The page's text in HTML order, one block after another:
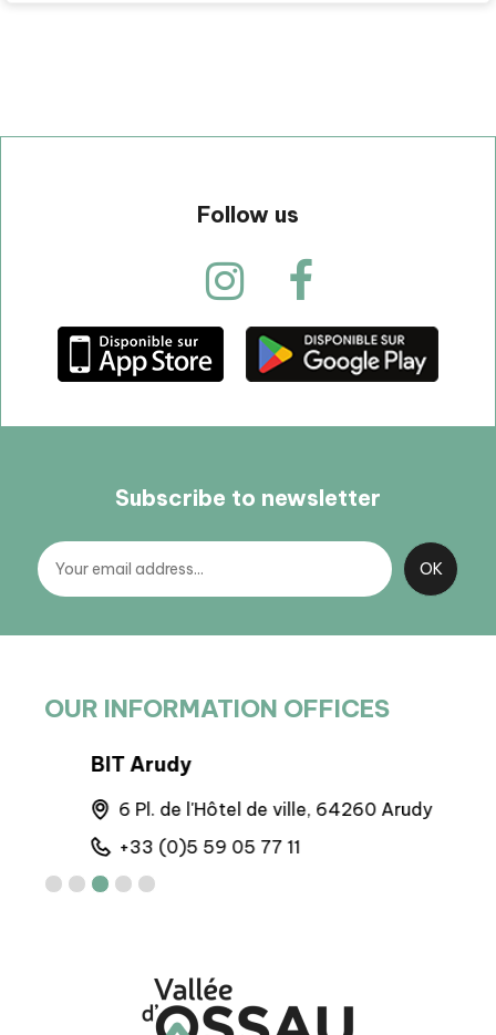
Follow us
Subscribe to newsletter
OUR INFORMATION OFFICES
BIT Arudy
6 Pl. de l'Hôtel de ville, 64260 Arudy
+33 (0)5 59 05 77 11